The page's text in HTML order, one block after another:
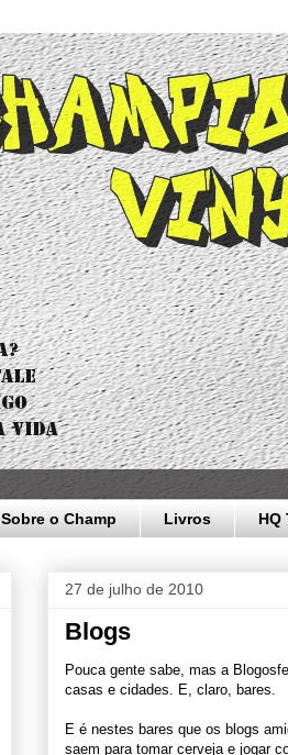
Sobre o Champ Livros HQ
27 de julho de 2010
Blogs
Pouca gente sabe, mas a
casas e cidades. E, claro, bares.
E é nestes bares que os blogs
saem para tomar cerveja e jogar